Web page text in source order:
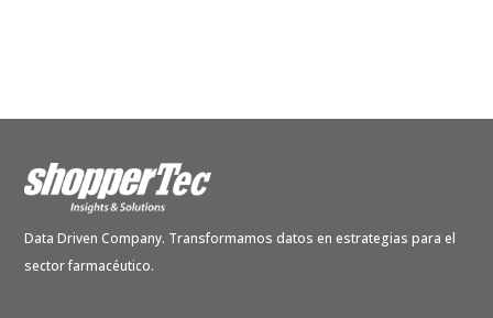
Data Driven Company. Transformamos datos en estrategias para el
sector farmacéutico.